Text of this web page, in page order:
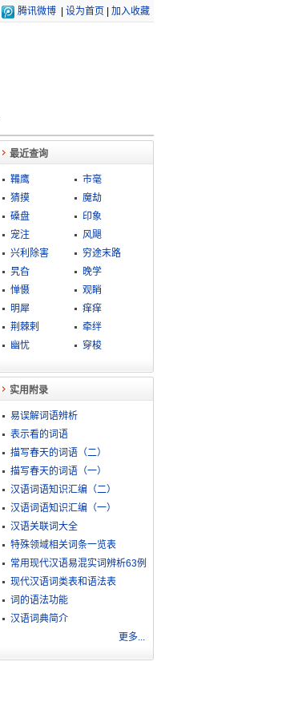
腾讯微博 设为首页 加入收藏
最近查询
鞴鹰
市毫
猜摸
魔劫
磉盘
印象
宠注
风飓
兴利除害
穷途末路
旯旮
晚学
惮慑
观睄
明犀
痒痒
荆棘剌
牵绊
幽忧
穿梭
实用附录
易误解词语辨析
表示看的词语
描写春天的词语（二）
描写春天的词语（一）
汉语词语知识汇编（二）
汉语词语知识汇编（一）
汉语关联词大全
特殊领域相关词条一览表
常用现代汉语易混实词辨析63例
现代汉语词类表和语法表
词的语法功能
汉语词典简介
更多...